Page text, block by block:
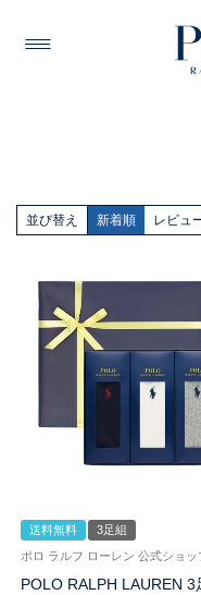
並び替え 新着順 レビュ
送料無料
3足組
POLO RALPH LAUREN 3